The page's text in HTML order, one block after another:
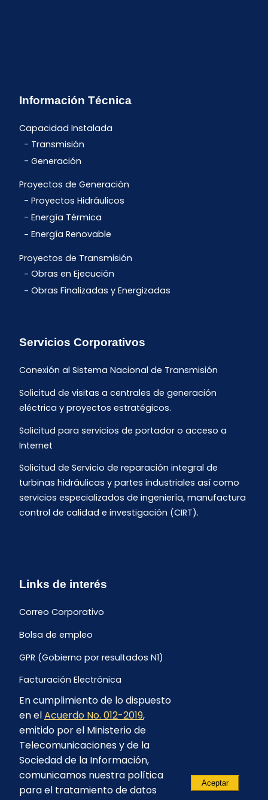
Información Técnica
Capacidad Instalada
Transmisión
Generación
Proyectos de Generación
Proyectos Hidráulicos
Energía Térmica
Energía Renovable
Proyectos de Transmisión
Obras en Ejecución
Obras Finalizadas y Energizadas
Servicios Corporativos
Conexión al Sistema Nacional de Transmisión
Solicitud de visitas a centrales de generación
eléctrica y proyectos estratégicos.
Solicitud para servicios de portador o acceso a
Internet
Solicitud de Servicio de reparación integral de
turbinas hidráulicas y partes industriales así como
servicios especializados de ingeniería, manufactura
control de calidad e investigación (CIRT).
Links de interés
Correo Corporativo
Bolsa de empleo
GPR (Gobierno por resultados N1)
Facturación Electrónica
Archivo Histórico de Facturación
Portal Ambiental y Social
Proyecto Geotérmico Chachimbiro
Contratación consultoría mediante “Lista Corta”
Reglamento de Procesos Asociativos
En cumplimiento de lo dispuesto
en elAcuerdo No. 012-2019,
emitido por el Ministerio de
Telecomunicaciones y de la
Sociedad de la Información,
comunicamos nuestra política
para el tratamiento de datos
Aceptar